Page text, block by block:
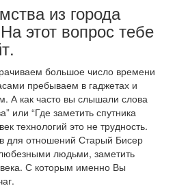
из города
этот вопрос тебе
большое число времени
пребываем в гаджетах и
А как часто вы слышали слова
или “Где заметить спутника
технологий это не трудность.
для отношений Старый Бисер
людьми, заметить
С которым именно Вы